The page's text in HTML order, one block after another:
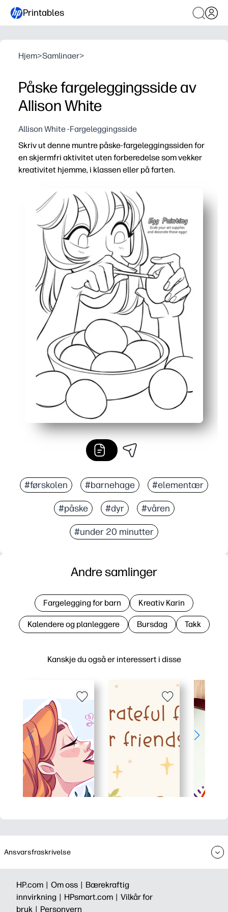
Printables
Hjem>Samlinaer>
Påske fargeleggingsside av
Allison White
Allison White -Fargeleggingsside
Skriv ut denne muntre påske-fargeleggingssiden for
en skjermfri aktivitet uten forberedelse som vekker
kreativitet hjemme, i klassen eller på farten.
Bare skriv ut og gå - ingen forberedelse, ingen
Bygger finmotoriske ferdigheter, fokus og tillit til
Perfekt for tidlige etterbehandlere, sentre, delplaner,
Fete konturer og enkle detaljer holder det lite blekk og
#førskolen #barnehage #elementær
#påske #dyr #våren
#under 20 minutter
Kanskje du også er interessert i disse
Andre samlinger
Fargelegging for barn Kreativ Karin
Kalendere og planleggere Bursdag Takk
Ansvarsfraskrivelse
HP.com | Om oss | Bærekraftig
innvirkning | HPsmart.com | Vilkår for
bruk | Personvern